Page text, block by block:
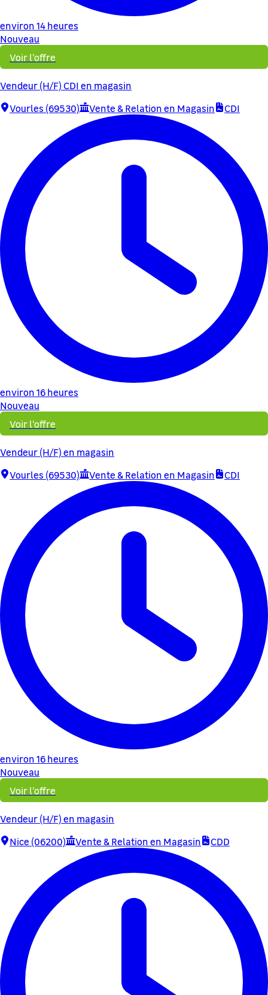
environ 14 heures
Nouveau
Voir l'offre
Vendeur (H/F) CDI en magasin
Vourles (69530)
Vente & Relation en Magasin CDI
environ 16 heures
Nouveau
Voir l'offre
Vendeur (H/F) en magasin
Vourles (69530)
Vente & Relation en Magasin CDI
environ 16 heures
Nouveau
Voir l'offre
Vendeur (H/F) en magasin
Nice (06200)
Vente & Relation en Magasin CDD